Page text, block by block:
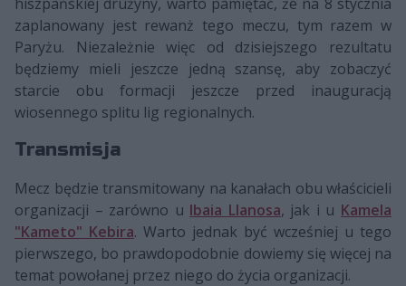
zaplanowany jest rewanż tego meczu, tym razem w
Paryżu. Niezależnie więc od dzisiejszego rezultatu
będziemy mieli jeszcze jedną szansę, aby zobaczyć
starcie obu formacji jeszcze przed inauguracją
wiosennego splitu lig regionalnych.
Transmisja
Mecz będzie transmitowany na kanałach obu właścicieli
organizacji – zarówno u Ibaia Llanosa, jak i u Kamela
"Kameto" Kebira. Warto jednak być wcześniej u tego
pierwszego, bo prawdopodobnie dowiemy się więcej na
temat powołanej przez niego do życia organizacji.